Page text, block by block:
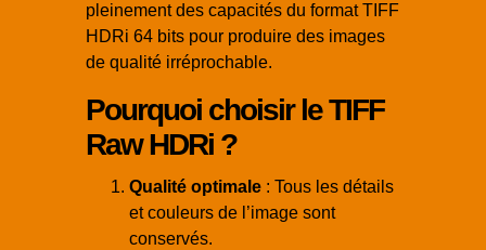
pleinement des capacités du format TIFF
HDRi 64 bits pour produire des images
de qualité irréprochable.
Pourquoi choisir le TIFF
Raw HDRi ?
Qualité optimale : Tous les détails
et couleurs de l’image sont
conservés.